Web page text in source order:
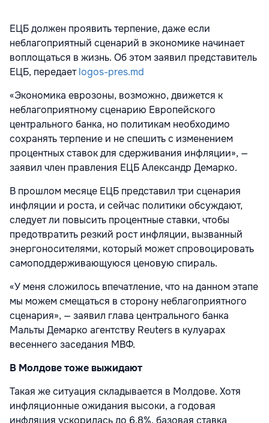
ЕЦБ должен проявить терпение, даже если
неблагоприятный сценарий в экономике начинает
воплощаться в жизнь. Об этом заявил представитель
ЕЦБ, передаетlogos-pres.md
«Экономика еврозоны, возможно, движется к
неблагоприятному сценарию Европейского
центрального банка, но политикам необходимо
сохранять терпение и не спешить с изменением
процентных ставок для сдерживания инфляции», —
заявил член правления ЕЦБ Александр Демарко.
В прошлом месяце ЕЦБ представил три сценария
инфляции и роста, и сейчас политики обсуждают,
следует ли повысить процентные ставки, чтобы
предотвратить резкий рост инфляции, вызванный
энергоносителями, который может спровоцировать
самоподдерживающуюся ценовую спираль.
«У меня сложилось впечатление, что на данном этапе
мы можем смещаться в сторону неблагоприятного
сценария», — заявил глава центрального банка
Мальты Демарко агентству Reuters в кулуарах
весеннего заседания МВФ.
В Молдове тоже выжидают
Такая же ситуация складывается в Молдове. Хотя
инфляционные ожидания высоки, а годовая
инфляция ускорилась до 6,8%, базовая ставка